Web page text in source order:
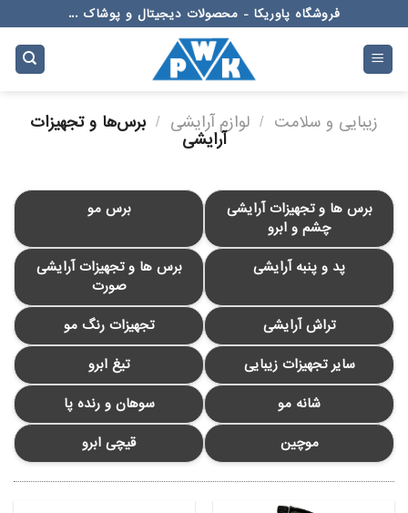
to
content
فروشگاه پاوریکا - محصولات دیجیتال و پوشاک ...
زیبایی و سلامت / لوازم آرایشی / برس‌ها و تجهیزات
آرایشی
برس مو
برس ها و تجهیزات آرایشی
چشم و ابرو
برس ها و تجهیزات آرایشی
صورت
پد و پنبه آرایشی
تجهیزات رنگ مو
تراش آرایشی
تیغ ابرو
سایر تجهیزات زیبایی
سوهان و رنده پا
شانه مو
قیچی ابرو
موچین